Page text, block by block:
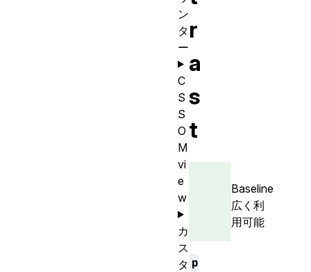
r
a
s
t
Baseline
広く利
用可能
p
ン
タ
ー
C
S
S
O
M
vi
e
w
カ
ス
タ